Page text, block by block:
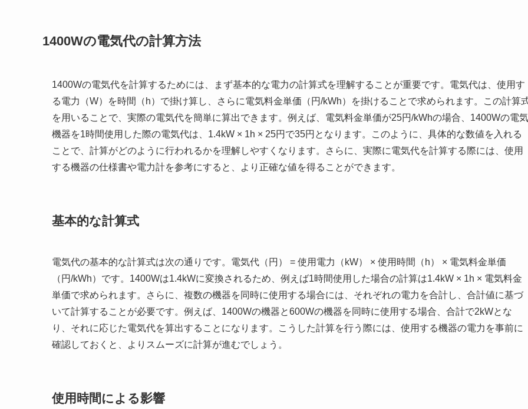
1400Wの電気代の計算方法
1400Wの電気代を計算するためには、まず基本的な電力の計算式を理解することが重要です。電気代は、使用す
る電力（W）を時間（h）で掛け算し、さらに電気料金単価（円/kWh）を掛けることで求められます。この計算
を用いることで、実際の電気代を簡単に算出できます。例えば、電気料金単価が25円/kWhの場合、1400Wの電気
機器を1時間使用した際の電気代は、1.4kW × 1h × 25円で35円となります。このように、具体的な数値を入れる
ことで、計算がどのように行われるかを理解しやすくなります。さらに、実際に電気代を計算する際には、使用
する機器の仕様書や電力計を参考にすると、より正確な値を得ることができます。
基本的な計算式
電気代の基本的な計算式は次の通りです。電気代（円） = 使用電力（kW） × 使用時間（h） × 電気料金単価
（円/kWh）です。1400Wは1.4kWに変換されるため、例えば1時間使用した場合の計算は1.4kW × 1h × 電気料金
単価で求められます。さらに、複数の機器を同時に使用する場合には、それぞれの電力を合計し、合計値に基づ
いて計算することが必要です。例えば、1400Wの機器と600Wの機器を同時に使用する場合、合計で2kWとな
り、それに応じた電気代を算出することになります。こうした計算を行う際には、使用する機器の電力を事前に
確認しておくと、よりスムーズに計算が進むでしょう。
使用時間による影響